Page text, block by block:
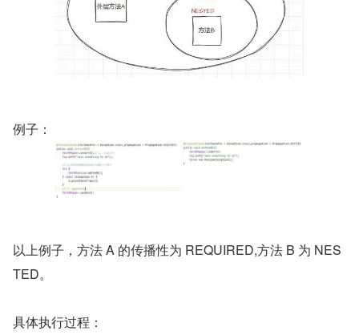
例子：
以上例子，方法 A 的传播性为 REQUIRED,方法 B 为 NES
TED。
具体执行过程：